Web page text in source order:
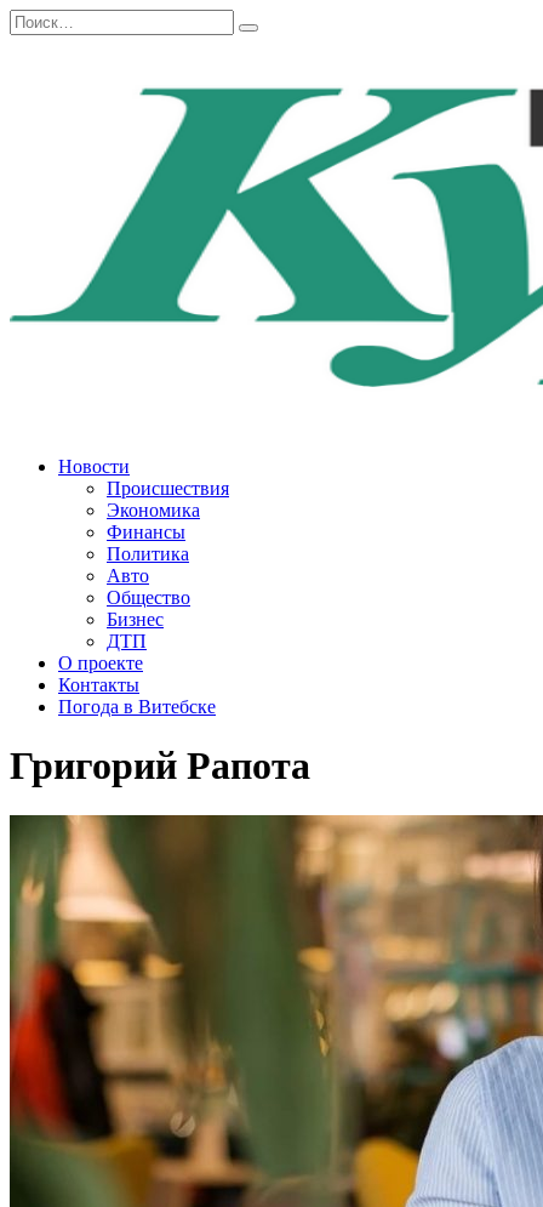
Перейти
к
Search
for:
Новости
Происшествия
Экономика
Финансы
Политика
Авто
Общество
Бизнес
ДТП
О проекте
Контакты
Погода в Витебске
Григорий Рапота